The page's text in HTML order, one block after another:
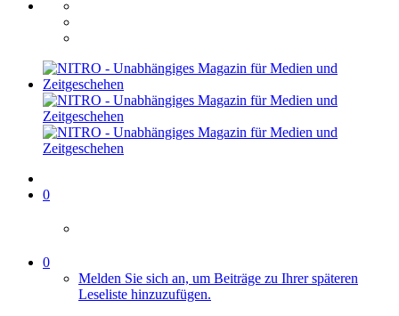
0
0
Melden Sie sich an, um Beiträge zu Ihrer späteren
Leseliste hinzuzufügen.